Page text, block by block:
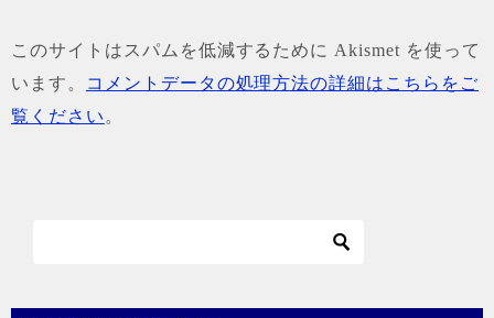
このサイトはスパムを低減するために Akismet を使って
います。
コメントデータの処理方法の詳細はこちらをご
覧ください 。